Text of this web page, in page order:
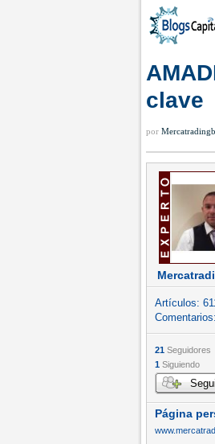
clave
por
Artículos:
Comentarios:
21 Seguidores
1 Siguiendo
Página